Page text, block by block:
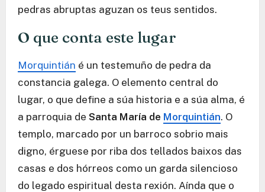
pedras abruptas aguzan os teus sentidos.
O que conta este lugar
Morquintián é un testemuño de pedra da
constancia galega. O elemento central do
lugar, o que define a súa historia e a súa alma, é
a parroquia de Santa María de Morquintián. O
templo, marcado por un barroco sobrio mais
digno, érguese por riba dos tellados baixos das
casas e dos hórreos como un garda silencioso
do legado espiritual desta rexión. Aínda que o